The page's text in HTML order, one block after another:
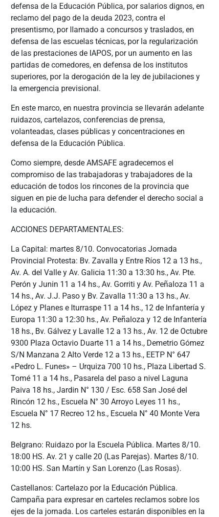
defensa de la Educación Pública, por salarios dignos, en
reclamo del pago de la deuda 2023, contra el
presentismo, por llamado a concursos y traslados, en
defensa de las escuelas técnicas, por la regularización
de las prestaciones de IAPOS, por un aumento en las
partidas de comedores, en defensa de los institutos
superiores, por la derogación de la ley de jubilaciones y
la emergencia previsional.
En este marco, en nuestra provincia se llevarán adelante
ruidazos, cartelazos, conferencias de prensa,
volanteadas, clases públicas y concentraciones en
defensa de la Educación Pública.
Como siempre, desde AMSAFE agradecemos el
compromiso de las trabajadoras y trabajadores de la
educación de todos los rincones de la provincia que
siguen en pie de lucha para defender el derecho social a
la educación.
ACCIONES DEPARTAMENTALES:
La Capital: martes 8/10. Convocatorias Jornada
Provincial Protesta: Bv. Zavalla y Entre Ríos 12 a 13 hs.,
Av. A. del Valle y Av. Galicia 11:30 a 13:30 hs., Av. Pte.
Perón y Junin 11 a 14 hs., Av. Gorriti y Av. Peñaloza 11 a
14 hs., Av. J.J. Paso y Bv. Zavalla 11:30 a 13 hs., Av.
López y Planes e Iturraspe 11 a 14 hs., 12 de Infantería y
Europa 11:30 a 12:30 hs., Av. Peñaloza y 12 de Infantería
18 hs., Bv. Gálvez y Lavalle 12 a 13 hs., Av. 12 de Octubre
9300 Plaza Octavio Duarte 11 a 14 hs., Demetrio Gómez
S/N Manzana 2 Alto Verde 12 a 13 hs., EETP N° 647
«Pedro L. Funes» – Urquiza 700 10 hs., Plaza Libertad S.
Tomé 11 a 14 hs., Pasarela del paso a nivel Laguna
Paiva 18 hs., Jardin N° 130 / Esc. 658 San José del
Rincón 12 hs., Escuela N° 30 Arroyo Leyes 11 hs.,
Escuela N° 17 Recreo 12 hs., Escuela N° 40 Monte Vera
12 hs.
Belgrano: Ruidazo por la Escuela Pública. Martes 8/10.
18:00 HS. Av. 21 y calle 20 (Las Parejas). Martes 8/10.
10:00 HS. San Martín y San Lorenzo (Las Rosas).
Castellanos: Cartelazo por la Educación Pública.
Campaña para expresar en carteles reclamos sobre los
ejes de la jornada. Los carteles estarán disponibles en la